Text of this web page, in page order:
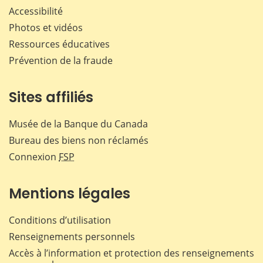
Accessibilité
Photos et vidéos
Ressources éducatives
Prévention de la fraude
Sites affiliés
Musée de la Banque du Canada
Bureau des biens non réclamés
Connexion FSP
Mentions légales
Conditions d’utilisation
Renseignements personnels
Accès à l’information et protection des renseignements